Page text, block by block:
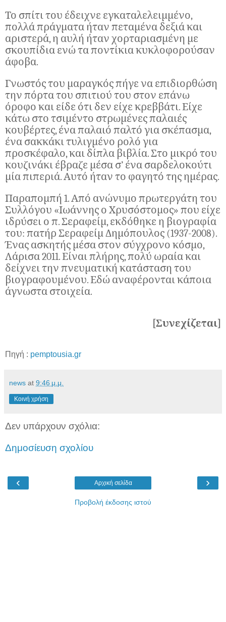
Το σπίτι του έδειχνε εγκαταλελειμμένο,
πολλά πράγματα ήταν πεταμένα δεξιά και
αριστερά, η αυλή ήταν χορταριασμένη με
σκουπίδια ενώ τα ποντίκια κυκλοφορούσαν
άφοβα.
Γνωστός του μαραγκός πήγε να επιδιορθώση
την πόρτα του σπιτιού του στον επάνω
όροφο και είδε ότι δεν είχε κρεββάτι. Είχε
κάτω στο τσιμέντο στρωμένες παλαιές
κουβέρτες, ένα παλαιό παλτό για σκέπασμα,
ένα σακκάκι τυλιγμένο ρολό για
προσκέφαλο, και δίπλα βιβλία. Στο μικρό του
κουζινάκι έβραζε μέσα σ’ ένα σαρδελοκούτι
μία πιπεριά. Αυτό ήταν το φαγητό της ημέρας.
Παραπομπή 1. Από ανώνυμο πρωτεργάτη του
Συλλόγου «Ιωάννης ο Χρυσόστομος» που είχε
ιδρύσει ο π. Σεραφείμ, εκδόθηκε η βιογραφία
του: πατήρ Σεραφείμ Δημόπουλος (1937-2008).
Ένας ασκητής μέσα στον σύγχρονο κόσμο,
Λάρισα 2011. Είναι πλήρης, πολύ ωραία και
δείχνει την πνευματική κατάσταση του
βιογραφουμένου. Εδώ αναφέρονται κάποια
άγνωστα στοιχεία.
[Συνεχίζεται]
Πηγή : pemptousia.gr
news at 9:46 μ.μ.
Κοινή χρήση
Δεν υπάρχουν σχόλια:
Δημοσίευση σχολίου
‹ ›
Αρχική σελίδα
Προβολή έκδοσης ιστού